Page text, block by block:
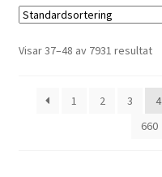
Visar 37–48 av 7931 resultat
1 2 3 4
660